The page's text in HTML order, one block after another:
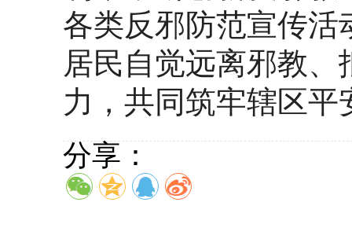
各类反邪防范宣传
居民自觉远离邪教
力，共同筑牢辖区
分享：